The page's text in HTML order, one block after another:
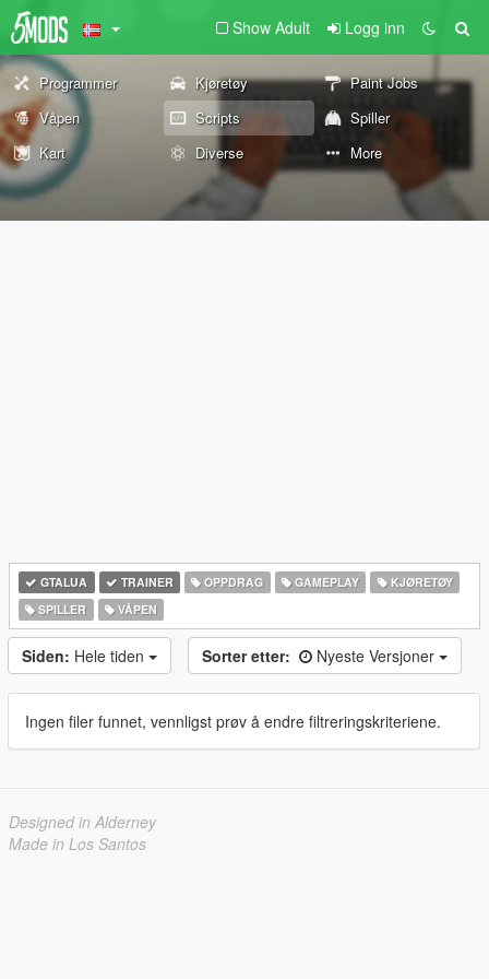
Show Adult Logg inn
Programmer Kjøretøy
Paint Jobs
Våpen
Scripts
Spiller
Kart
Diverse More
GTALUA TRAINER OPPDRAG GAMEPLAY
KJØRETØY
SPILLER
VÅPEN
Siden: Hele tiden Sorter etter: Nyeste Versjoner
Ingen filer funnet, vennligst prøv å endre filtreringskriteriene.
Designed in Alderney
Made in Los Santos